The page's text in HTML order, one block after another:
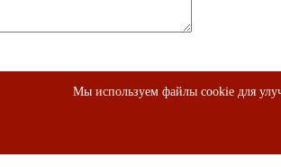
Мы используем файлы cookie для